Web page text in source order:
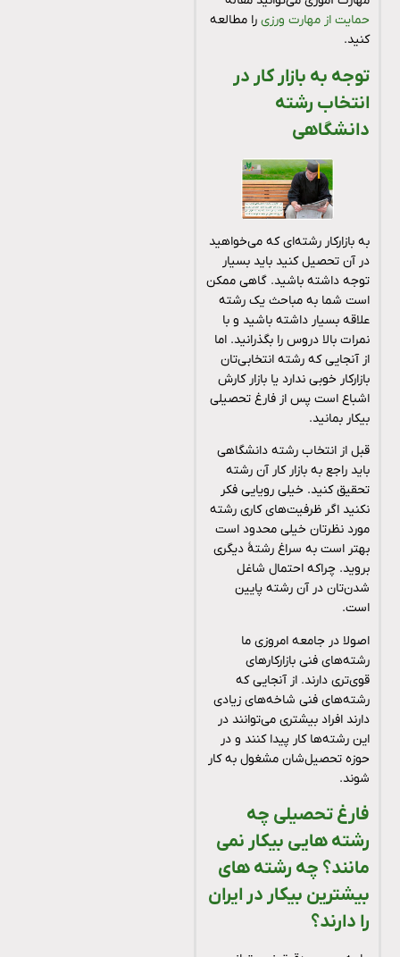
حمایت از مهارت ورزیرا مطالعه
کنید.
توجه به بازار کار در
انتخاب رشته
دانشگاهی
به بازارکار رشته‌ای که می‌خواهید
در آن تحصیل کنید باید بسیار
توجه داشته باشید. گاهی ممکن
است شما به مباحث یک رشته
علاقه بسیار داشته باشید و با
نمرات بالا دروس را بگذرانید. اما
از آنجایی که رشته انتخابی‌تان
بازارکار خوبی ندارد یا بازار کارش
اشباع است پس از فارغ تحصیلی
بیکار بمانید.
قبل از انتخاب رشته دانشگاهی
باید راجع به بازار کار آن رشته
تحقیق کنید. خیلی رویایی فکر
نکنید اگر ظرفیت‌های کاری رشته
مورد نظرتان خیلی محدود است
بهتر است به سراغ رشتۀ دیگری
بروید. چراکه احتمال شاغل
شدن‌تان در آن رشته پایین
است.
اصولا در جامعه امروزی ما
رشته‌های فنی بازارکارهای
قوی‌تری دارند. از آنجایی که
رشته‌های فنی شاخه‌های زیادی
دارند افراد بیشتری می‌توانند در
این رشته‌ها کار پیدا کنند و در
حوزه تحصیل‌شان مشغول به کار
شوند.
فارغ تحصیلی چه
رشته هایی بیکار نمی
مانند؟ چه رشته های
بیشترین بیکار در ایران
را دارند؟